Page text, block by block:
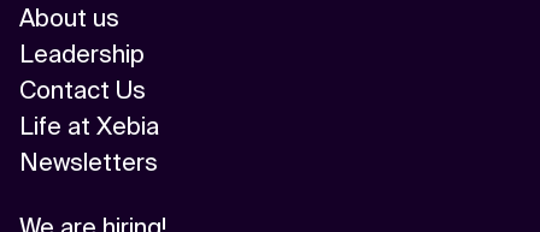
About us
Leadership
Contact Us
Life at Xebia
Newsletters